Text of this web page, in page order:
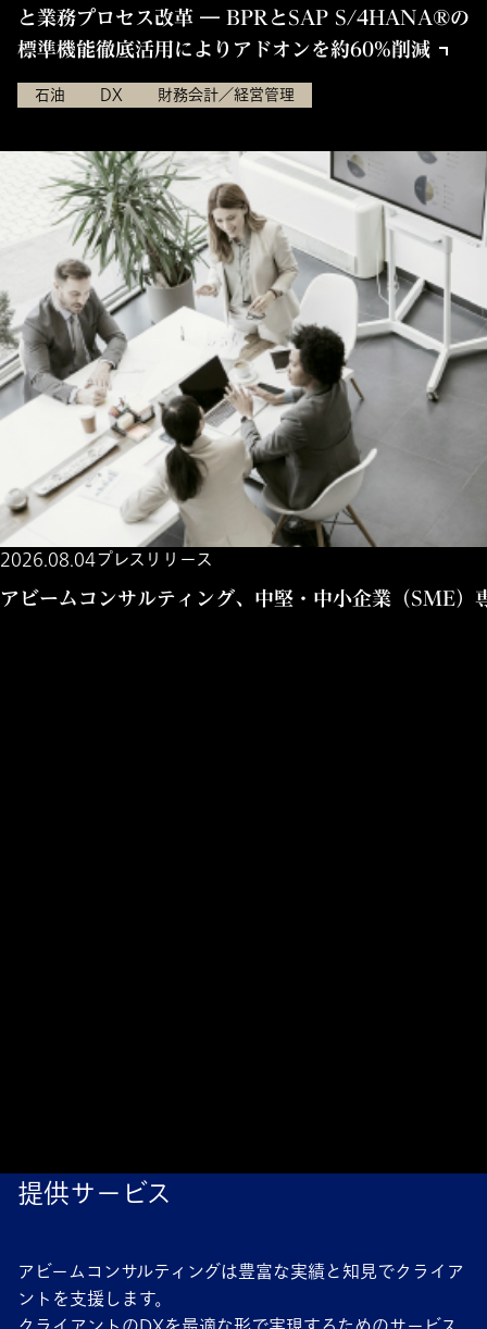
と業務プロセス改革 ― BPRとSAP S/4HANA®の
標準機能徹底活用によりアドオンを約60%削減
石油 DX 財務会計／経営管理
2026.08.04プレスリリース
アビームコンサルティング、中堅・中小企業（SME）
提供サービス
アビームコンサルティングは豊富な実績と知見でクライア
ントを支援します。